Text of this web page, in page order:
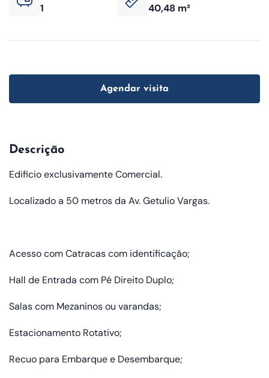
1
40,48 m²
Agendar visita
Descrição
Edificio exclusivamente Comercial.
Localizado a 50 metros da Av. Getulio Vargas.
Acesso com Catracas com identificação;
Hall de Entrada com Pé Direito Duplo;
Salas com Mezaninos ou varandas;
Estacionamento Rotativo;
Recuo para Embarque e Desembarque;